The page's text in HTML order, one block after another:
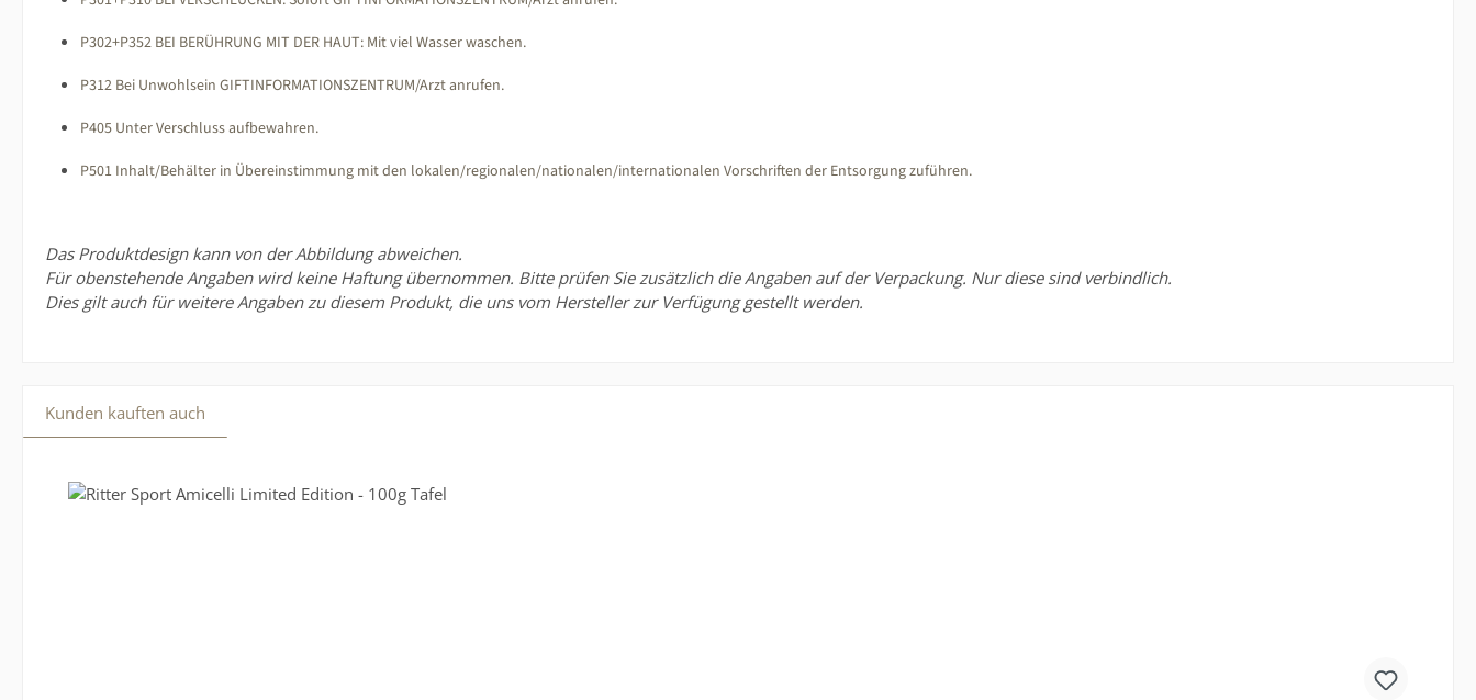
P302+P352 BEI BERÜHRUNG MIT DER HAUT: Mit viel Wasser waschen.
P312 Bei Unwohlsein GIFTINFORMATIONSZENTRUM/Arzt anrufen.
P405 Unter Verschluss aufbewahren.
P501 Inhalt/Behälter in Übereinstimmung mit den lokalen/regionalen/nationalen/internationalen Vorschriften der Entsorgung zuführen.
Das Produktdesign kann von der Abbildung abweichen.
Für obenstehende Angaben wird keine Haftung übernommen. Bitte prüfen Sie zusätzlich die Angaben auf der Verpackung. Nur diese sind verbindlich.
Dies gilt auch für weitere Angaben zu diesem Produkt, die uns vom Hersteller zur Verfügung gestellt werden.
Kunden kauften auch